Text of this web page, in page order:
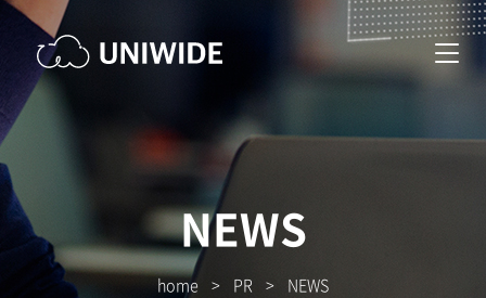
NEWS
home > PR > NEWS